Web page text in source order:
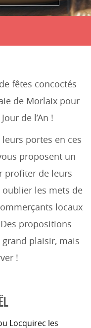
fêtes concoctés
de Morlaix pour
de l’An !
portes en ces
proposent un
profiter de leurs
les mets de
locaux
propositions
plaisir, mais
!
Locquirec les